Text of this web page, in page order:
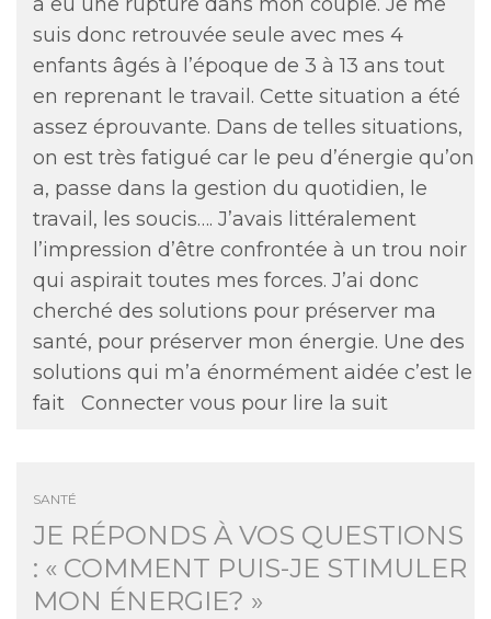
a eu une rupture dans mon couple. Je me
suis donc retrouvée seule avec mes 4
enfants âgés à l’époque de 3 à 13 ans tout
en reprenant le travail. Cette situation a été
assez éprouvante. Dans de telles situations,
on est très fatigué car le peu d’énergie qu’on
a, passe dans la gestion du quotidien, le
travail, les soucis…. J’avais littéralement
l’impression d’être confrontée à un trou noir
qui aspirait toutes mes forces. J’ai donc
cherché des solutions pour préserver ma
santé, pour préserver mon énergie. Une des
solutions qui m’a énormément aidée c’est le
fait
Connecter vous pour lire la suit
SANTÉ
JE RÉPONDS À VOS QUESTIONS
: « COMMENT PUIS-JE STIMULER
MON ÉNERGIE? »